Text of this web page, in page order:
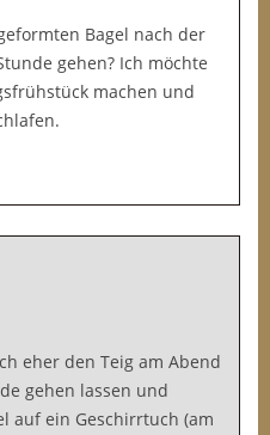
Bagel nach der
gehen? Ich möchte
machen und
eher den Teig am Abend
gehen lassen und
auf ein Geschirrtuch (am